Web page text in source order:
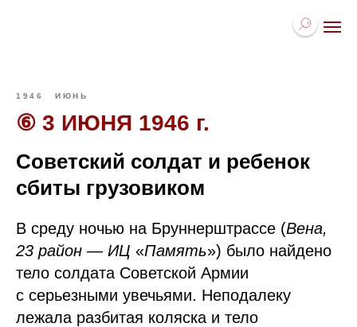
1946 ИЮНЬ
⑥ 3 ИЮНЯ 1946 г.
Советский солдат и ребенок
сбиты грузовиком
В среду ночью на Бруннерштрассе (Вена,
23 район — ИЦ «Память») было найдено
тело солдата Советской Армии
с серьезными увечьями. Неподалеку
лежала разбитая коляска и тело